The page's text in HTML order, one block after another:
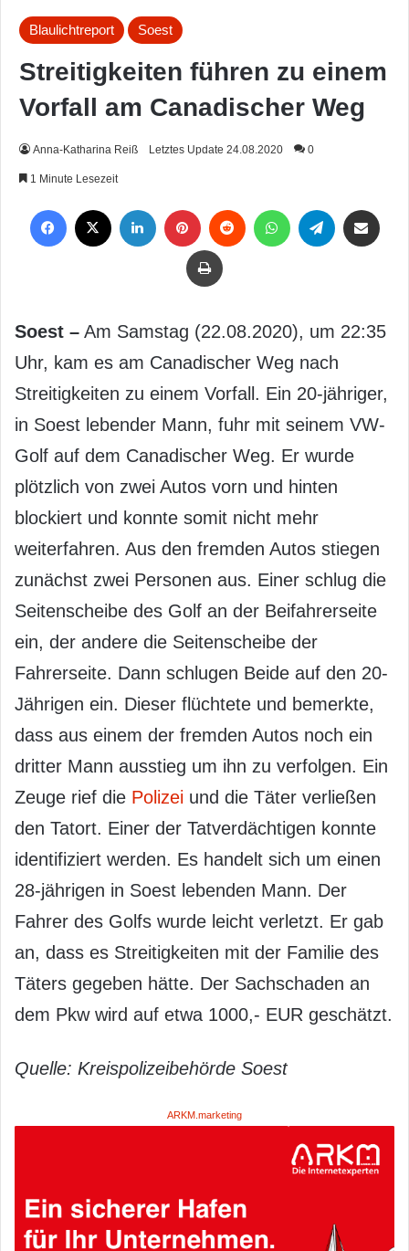
Blaulichtreport Soest
Streitigkeiten führen zu einem
Vorfall am Canadischer Weg
Anna-Katharina Reiß Letztes Update 24.08.2020 0
1 Minute Lesezeit
Drucken
Soest – Am Samstag (22.08.2020), um 22:35
Uhr, kam es am Canadischer Weg nach
Streitigkeiten zu einem Vorfall. Ein 20-jähriger,
in Soest lebender Mann, fuhr mit seinem VW-
Golf auf dem Canadischer Weg. Er wurde
plötzlich von zwei Autos vorn und hinten
blockiert und konnte somit nicht mehr
weiterfahren. Aus den fremden Autos stiegen
zunächst zwei Personen aus. Einer schlug die
Seitenscheibe des Golf an der Beifahrerseite
ein, der andere die Seitenscheibe der
Fahrerseite. Dann schlugen Beide auf den 20-
Jährigen ein. Dieser flüchtete und bemerkte,
dass aus einem der fremden Autos noch ein
dritter Mann ausstieg um ihn zu verfolgen. Ein
Zeuge rief die Polizei und die Täter verließen
den Tatort. Einer der Tatverdächtigen konnte
identifiziert werden. Es handelt sich um einen
28-jährigen in Soest lebenden Mann. Der
Fahrer des Golfs wurde leicht verletzt. Er gab
an, dass es Streitigkeiten mit der Familie des
Täters gegeben hätte. Der Sachschaden an
dem Pkw wird auf etwa 1000,- EUR geschätzt.
Quelle: Kreispolizeibehörde Soest
ARKM.marketing